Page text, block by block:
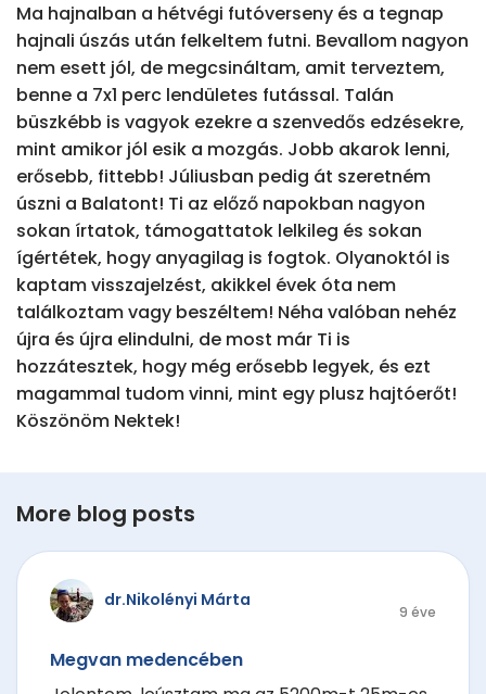
Ma hajnalban a hétvégi futóverseny és a tegnap
hajnali úszás után felkeltem futni. Bevallom nagyon
nem esett jól, de megcsináltam, amit terveztem,
benne a 7x1 perc lendületes futással. Talán
büszkébb is vagyok ezekre a szenvedős edzésekre,
mint amikor jól esik a mozgás. Jobb akarok lenni,
erősebb, fittebb! Júliusban pedig át szeretném
úszni a Balatont! Ti az előző napokban nagyon
sokan írtatok, támogattatok lelkileg és sokan
ígértétek, hogy anyagilag is fogtok. Olyanoktól is
kaptam visszajelzést, akikkel évek óta nem
találkoztam vagy beszéltem! Néha valóban nehéz
újra és újra elindulni, de most már Ti is
hozzátesztek, hogy még erősebb legyek, és ezt
magammal tudom vinni, mint egy plusz hajtóerőt!
Köszönöm Nektek!
More blog posts
dr.Nikolényi Márta
9 éve
Megvan medencében